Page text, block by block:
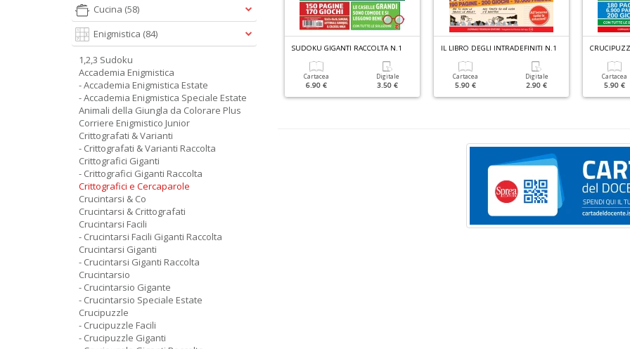
C
RUCINTARSI GIGANTI RACCOLTA N.5
Digitale
2.90 €
Cartacea
5.90 €
SUDOKU GIGANTI RACCOLTA N.1
Cartacea
6.90 €
Digitale
3.50 €
IL LIBRO DEGLI INTRADEFINITI N.1
Cartacea
5.90 €
Digitale
2.90 €
Cartacea
5.90 €
Cucina (58)
Enigmistica (84)
1,2,3 Sudoku
Accademia Enigmistica
- Accademia Enigmistica Estate
- Accademia Enigmistica Speciale Estate
Animali della Giungla da Colorare Plus
Corriere Enigmistico Junior
Crittografati & Varianti
- Crittografati & Varianti Raccolta
Crittografici Giganti
- Crittografici Giganti Raccolta
Crittografici e Cercaparole
Crucintarsi & Co
Crucintarsi & Crittografati
Crucintarsi Facili
- Crucintarsi Facili Giganti Raccolta
Crucintarsi Giganti
- Crucintarsi Giganti Raccolta
Crucintarsio
- Crucintarsio Gigante
- Crucintarsio Speciale Estate
Crucipuzzle
- Crucipuzzle Facili
- Crucipuzzle Giganti